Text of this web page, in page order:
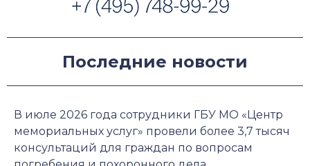
Последние новости
В июле 2026 года сотрудники ГБУ МО «Центр
мемориальных услуг» провели более 3,7 тысяч
консультаций для граждан по вопросам